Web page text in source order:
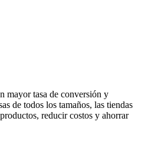
mayor tasa de conversión y
de todos los tamaños, las tiendas
reducir costos y ahorrar